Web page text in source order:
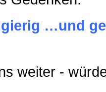
…und
weiter -